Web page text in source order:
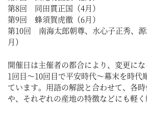
第8回 同田貫正国（4月）
第9回 蜂須賀虎徹（6月）
第10回 南海太郎朝尊、水心子正秀、
月）
開催日は主催者の都合により、変更にな
1回目〜10回目で平安時代〜幕末を時代
ています。用語の解説と合わせて、各
や、それぞれの産地の特徴などにも軽く